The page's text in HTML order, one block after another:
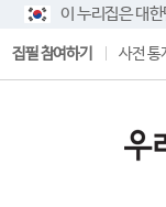
이 누리집은 대
집필 참여하기 사전 통